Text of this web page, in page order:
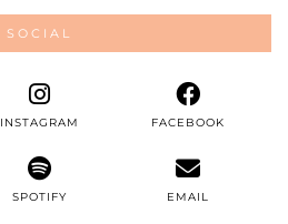
SOCIAL
INSTAGRAM FACEBOOK
SPOTIFY EMAIL